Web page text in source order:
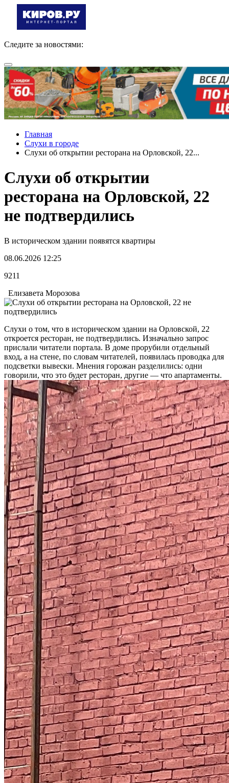
Следите за новостями:
Главная
Слухи в городе
Слухи об открытии ресторана на Орловской, 22...
Слухи об открытии
ресторана на Орловской, 22
не подтвердились
В историческом здании появятся квартиры
08.06.2026 12:25
9211
Елизавета Морозова
Слухи о том, что в историческом здании на Орловской, 22
откроется ресторан, не подтвердились. Изначально запрос
прислали читатели портала. В доме прорубили отдельный
вход, а на стене, по словам читателей, появилась проводка для
подсветки вывески. Мнения горожан разделились: одни
говорили, что это будет ресторан, другие — что апартаменты.